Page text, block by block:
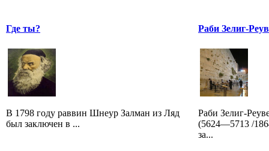
Где ты?
В 1798 году раввин Шнеур Залман из Ляд
был заключен в ...
Раби Зелиг-
Раби Зелиг-
(5624—5713 /
за...